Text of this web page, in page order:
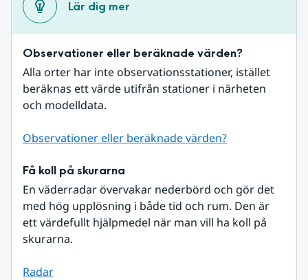
Lär dig mer
Observationer eller beräknade värden?
Alla orter har inte observationsstationer, istället
beräknas ett värde utifrån stationer i närheten
och modelldata.
Observationer eller beräknade värden?
Få koll på skurarna
En väderradar övervakar nederbörd och gör det
med hög upplösning i både tid och rum. Den är
ett värdefullt hjälpmedel när man vill ha koll på
skurarna.
Radar